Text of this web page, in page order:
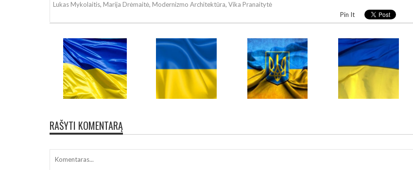
Lukas Mykolaitis, Marija Drėmaitė, Modernizmo Architektūra, Vika Pranaitytė
Pin It
RAŠYTI KOMENTARĄ